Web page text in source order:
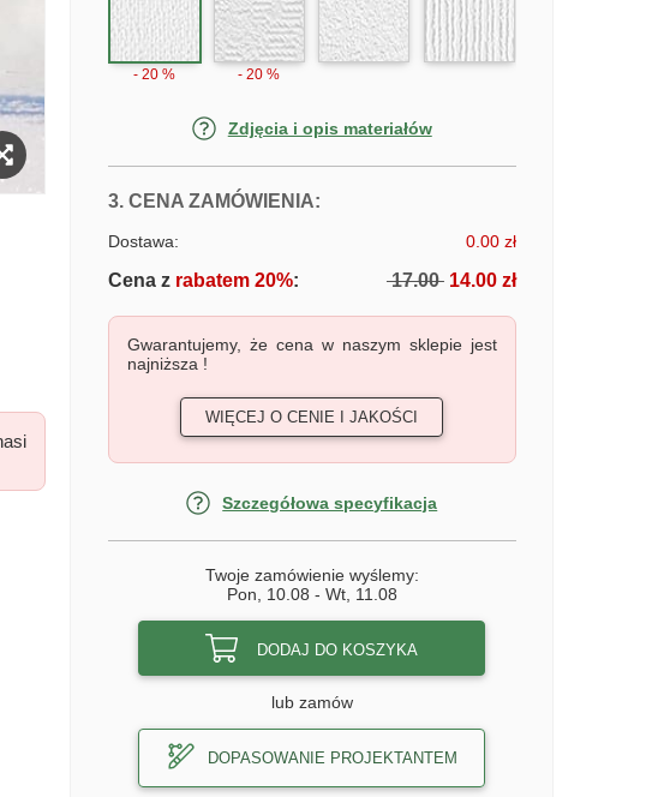
- 20 % - 20 %
Zdjęcia i opis materiałów
3. CENA ZAMÓWIENIA:FOTOTAPETY PIĘKNY BIAŁY KOŃ
Dostawa: 0.00 zł
Cena zrabatem 20%: 17.0014.00 zł
Gwarantujemy, że cena w naszym sklepie jest
najniższa !
WIĘCEJ O CENIE I JAKOŚCI
Szczegółowa specyfikacja
Twoje zamówienie wyślemy:
Pon, 10.08 - Wt, 11.08
DODAJ DO KOSZYKA
lub zamów
DOPASOWANIE PROJEKTANTEM